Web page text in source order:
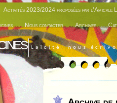
Activités 2023/2024 proposées par l’Amicale
Nous contacter Archives
Laïcité, nous